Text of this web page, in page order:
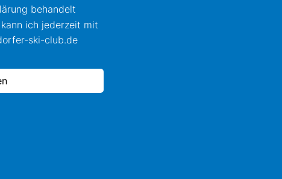
behandelt
ich jederzeit mit
ski-club.de